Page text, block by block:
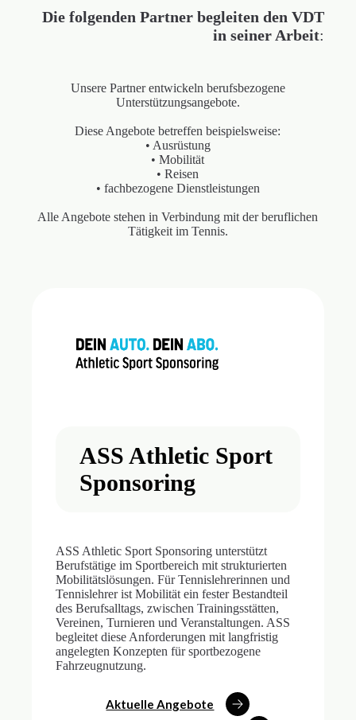
Die folgenden Partner begleiten den VDT
in seiner Arbeit:
Unsere Partner entwickeln berufsbezogene
Unterstützungsangebote.
Diese Angebote betreffen beispielsweise:
• Ausrüstung
• Mobilität
• Reisen
• fachbezogene Dienstleistungen
Alle Angebote stehen in Verbindung mit der beruflichen
Tätigkeit im Tennis.
ASS Athletic Sport
Sponsoring
ASS Athletic Sport Sponsoring unterstützt
Berufstätige im Sportbereich mit strukturierten
Mobilitätslösungen. Für Tennislehrerinnen und
Tennislehrer ist Mobilität ein fester Bestandteil
des Berufsalltags, zwischen Trainingsstätten,
Vereinen, Turnieren und Veranstaltungen. ASS
begleitet diese Anforderungen mit langfristig
angelegten Konzepten für sportbezogene
Fahrzeugnutzung.
Aktuelle Angebote